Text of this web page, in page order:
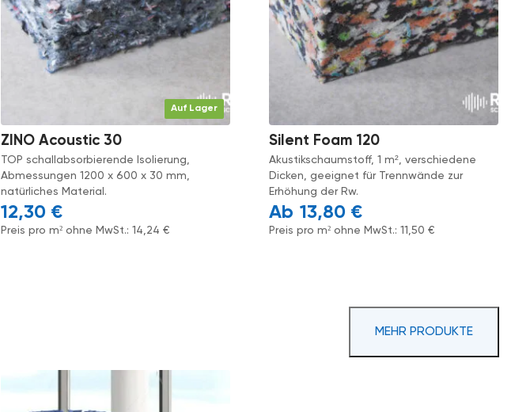
Auf Lager
ZINO Acoustic 30
TOP schallabsorbierende Isolierung,
Abmessungen 1200 x 600 x 30 mm,
natürliches Material.
12,30 €
Preis pro m² ohne MwSt.:14,24€
Silent Foam 120
Akustikschaumstoff, 1 m², verschiedene
Dicken, geeignet für Trennwände zur
Erhöhung der Rw.
13,80 €
Preis pro m² ohne MwSt.:11,50€
MEHR PRODUKTE